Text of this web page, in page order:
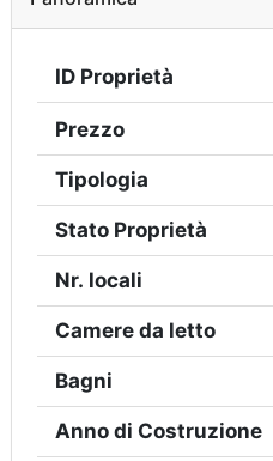
ID Proprietà
Prezzo
Tipologia
Stato Proprietà
Nr. locali
Camere da letto
Bagni
Anno di Costruzione